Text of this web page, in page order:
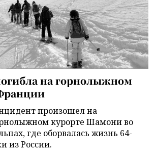
на горнолыжном
произошел на
курорте Шамони во
где оборвалась жизнь 64-
из России.